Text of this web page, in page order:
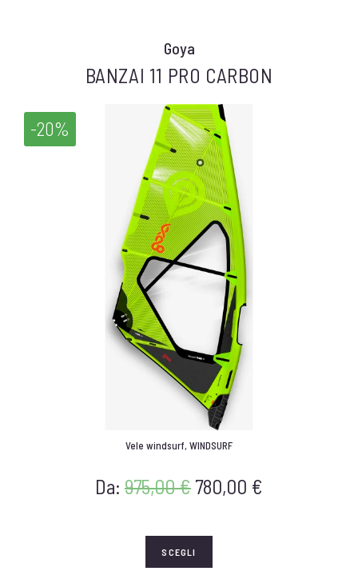
Goya
BANZAI 11 PRO CARBON
-20%
Vele windsurf, WINDSURF
Da: 975,00€ 780,00 €
SCEGLI